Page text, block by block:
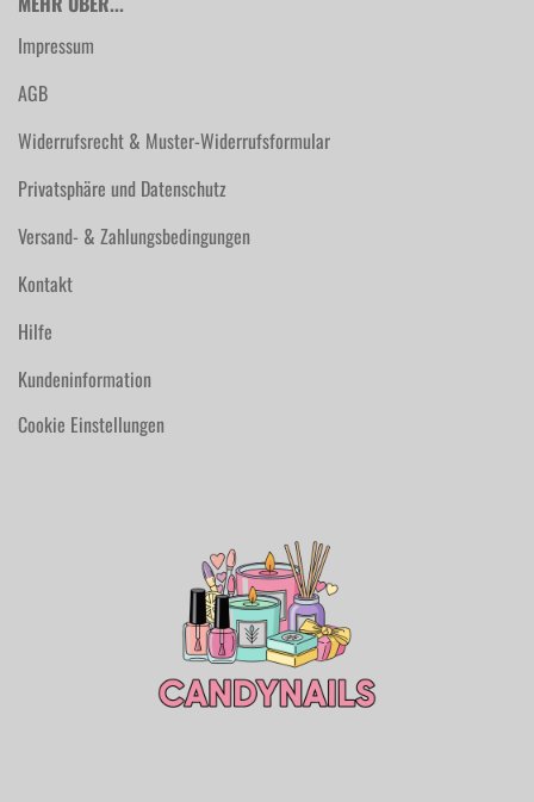
Impressum
AGB
Widerrufsrecht & Muster-Widerrufsformular
Privatsphäre und Datenschutz
Versand- & Zahlungsbedingungen
Kontakt
Hilfe
Kundeninformation
Cookie Einstellungen